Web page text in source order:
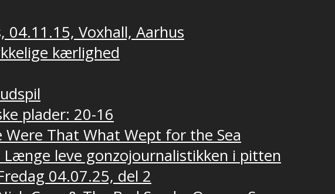
04.11.15, Voxhall, Aarhus
kærlighed
plader: 20-16
Were That What Wept for the Sea
Længe leve gonzojournalistikken i pitten
04.07.25, del 2